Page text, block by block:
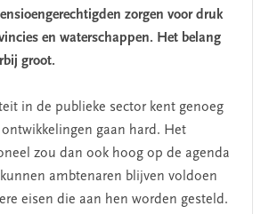
zorgen voor druk
en waterschappen. Het belang
groot.
in de publieke sector kent genoeg
gaan hard. Het
zou dan ook hoog op de agenda
ambtenaren blijven voldoen
eisen die aan hen worden gesteld.